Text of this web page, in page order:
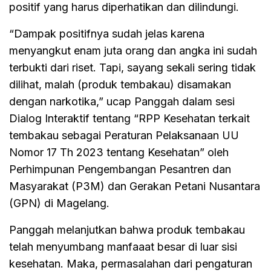
positif yang harus diperhatikan dan dilindungi.
“Dampak positifnya sudah jelas karena
menyangkut enam juta orang dan angka ini sudah
terbukti dari riset. Tapi, sayang sekali sering tidak
dilihat, malah (produk tembakau) disamakan
dengan narkotika,” ucap Panggah dalam sesi
Dialog Interaktif tentang “RPP Kesehatan terkait
tembakau sebagai Peraturan Pelaksanaan UU
Nomor 17 Th 2023 tentang Kesehatan” oleh
Perhimpunan Pengembangan Pesantren dan
Masyarakat (P3M) dan Gerakan Petani Nusantara
(GPN) di Magelang.
Panggah melanjutkan bahwa produk tembakau
telah menyumbang manfaaat besar di luar sisi
kesehatan. Maka, permasalahan dari pengaturan